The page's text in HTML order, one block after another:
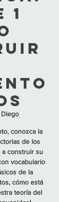
1
Diego
conozca la
de los
a construir su
vocabulario
de la
cómo está
teoría del